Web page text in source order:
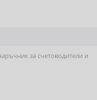
за счетоводители и